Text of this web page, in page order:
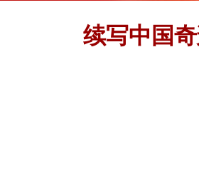
续写中国